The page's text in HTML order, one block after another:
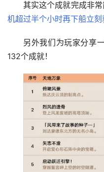
其实这个成就完成非常
机超过半个小时再下船立
另外我们为玩家分享
132个成就！